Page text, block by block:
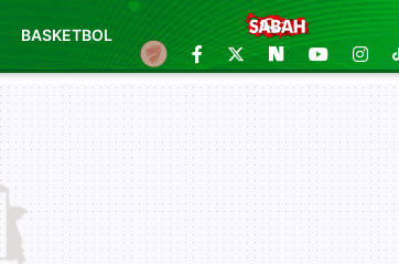
BASKETBOL